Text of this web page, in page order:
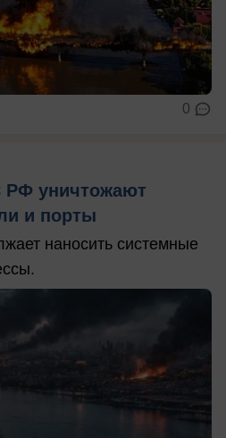
0
РФ уничтожают
и порты
наносить системные